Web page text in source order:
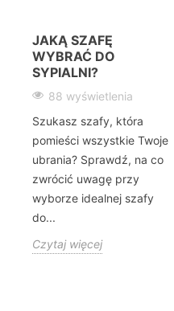
JAKĄ SZAFĘ
WYBRAĆ DO
SYPIALNI?
88 wyświetlenia
Szukasz szafy, która
pomieści wszystkie Twoje
ubrania? Sprawdź, na co
zwrócić uwagę przy
wyborze idealnej szafy
do...
Czytaj więcej